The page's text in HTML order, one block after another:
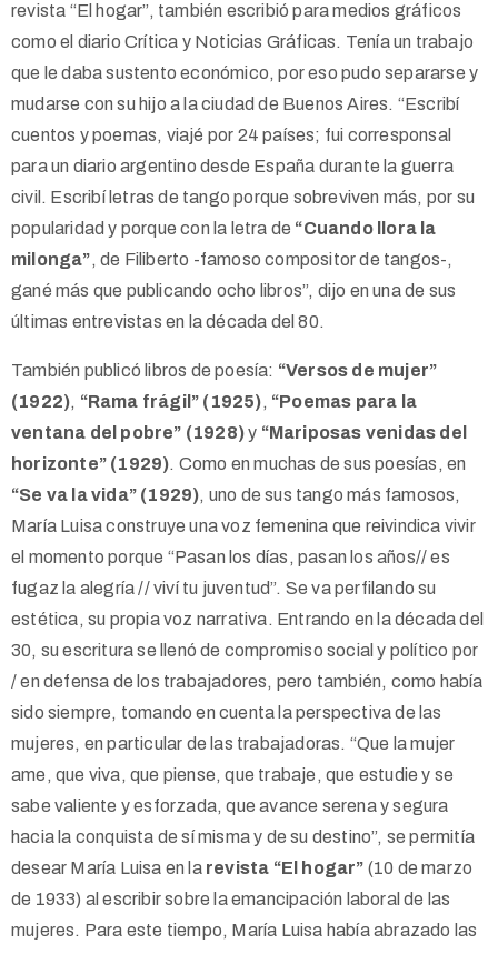
revista “El hogar”, también escribió para medios gráficos
como el diario Crítica y Noticias Gráficas. Teníaun trabajo
que le daba sustento económico, por eso pudo separarse y
mudarse con su hijo a la ciudad de Buenos Aires. “Escribí
cuentos y poemas, viajé por 24 países; fui corresponsal
para un diario argentino desde España durante la guerra
civil. Escribí letras de tango porque sobreviven más, por su
popularidad y porque con la letra de “Cuando llora la
milonga”, de Filiberto -famoso compositor de tangos-,
gané más que publicando ocho libros”, dijo en una de sus
últimas entrevistas en la década del 80.
También publicó libros de poesía: “Versos de mujer”
(1922), “Rama frágil” (1925), “Poemas para la
ventana del pobre” (1928)y “Mariposas venidas del
horizonte” (1929). Como en muchas de sus poesías, en
“Se va la vida” (1929), uno de sus tango más famosos,
María Luisa construye una voz femenina que reivindica vivir
el momento porque “Pasan los días, pasan los años// es
fugaz la alegría // viví tu juventud”. Se va perfilando su
estética, su propia voz narrativa. Entrando en la década del
30, su escritura se llenó de compromiso social y político por
/ en defensa de los trabajadores, pero también, como había
sido siempre, tomando en cuenta la perspectiva de las
mujeres, en particular de las trabajadoras. “Que la mujer
ame, que viva, que piense, que trabaje, que estudie y se
sabe valiente y esforzada, que avance serena y segura
hacia la conquista de sí misma y de su destino”, se permitía
desear María Luisa en la revista “El hogar” (10 de marzo
de 1933) al escribir sobre la emancipación laboral de las
mujeres. Para este tiempo, María Luisa había abrazado las